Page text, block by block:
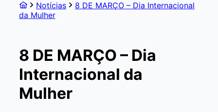
Notícias
8 DE MARÇO – Dia Internacional
da Mulher
8 DE MARÇO – Dia
Internacional da
Mulher